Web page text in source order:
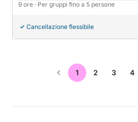
9 ore · Per gruppi fino a 5 persone
Cancellazione flessibile
1 2 3 4